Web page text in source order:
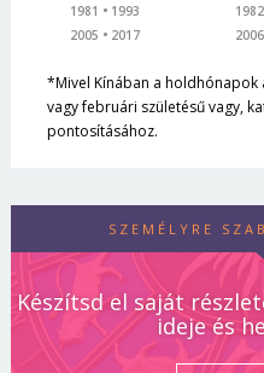
1981
1993
2005
2017
1982
2006
*Mivel Kínában a holdhónapok
vagy februári születésű vagy,
pontosításához.
SZEMÉLYRE
Készítsd el saját
ideje és